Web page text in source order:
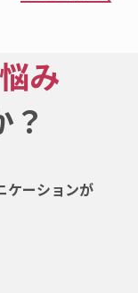
み
ケーションが